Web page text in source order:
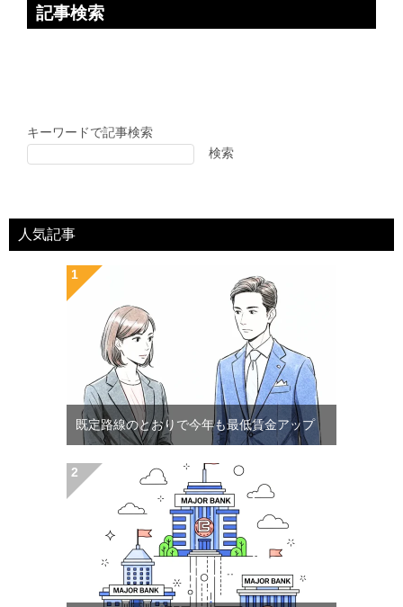
記事検索
キーワードで記事検索
検索
人気記事
既定路線のとおりで今年も最低賃金アップ